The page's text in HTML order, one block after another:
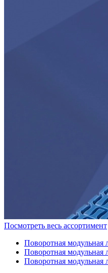
Посмотреть весь ассортимент
Поворотная модульная
Поворотная модульная
Поворотная модульная